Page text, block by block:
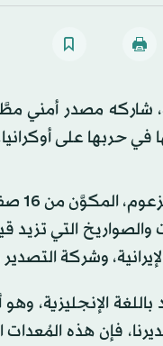
شاركه مصدر أمني
في حربها على
والصواريخ التي تزيد
وشركة
الإنجليزية،
فإن هذه